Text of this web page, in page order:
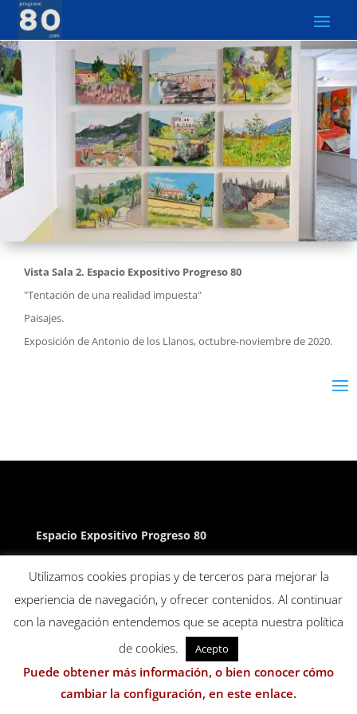
Vista Sala 2. Espacio Expositivo Progreso 80
"Tentación de una realidad impuesta"
Paisajes.
Exposición de Antonio de los Llanos, octubre-noviembre de 2020.
Espacio Expositivo Progreso 80
Avd. Progreso 80. 30012 Murcia
Utilizamos cookies propias y de terceros para mejorar la
experiencia de navegación, y ofrecer contenidos. Al continuar
con la navegación entendemos que se acepta nuestra política
de cookies.
Acepto
Puede obtener más información, o bien conocer cómo
cambiar la configuración, en este enlace.